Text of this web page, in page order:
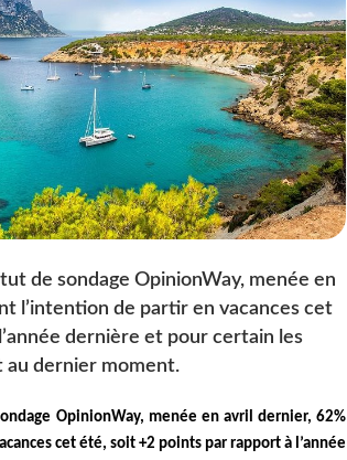
de sondage OpinionWay, menée en
l’intention de partir en vacances cet
dernière et pour certain les
au dernier moment.
OpinionWay, menée en avril dernier, 62%
cet été, soit +2 points par rapport à l’année